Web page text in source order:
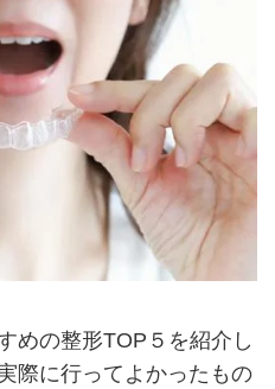
めの整形TOP５を紹介し
際に行ってよかったもの